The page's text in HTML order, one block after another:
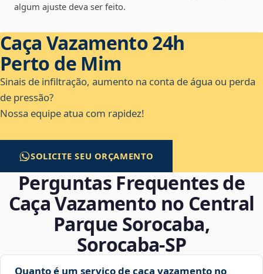
algum ajuste deva ser feito.
Caça Vazamento 24h
Perto de Mim
Sinais de infiltração, aumento na conta de água ou perda
de pressão?
Nossa equipe atua com rapidez!
SOLICITE SEU ORÇAMENTO
Perguntas Frequentes de
Caça Vazamento no Central
Parque Sorocaba,
Sorocaba‑SP
Quanto é um serviço de caça vazamento no